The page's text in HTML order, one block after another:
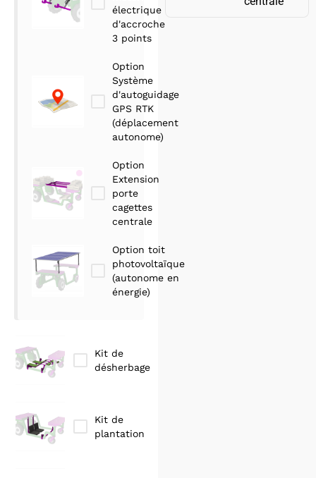
électrique
d'accroche
3 points
Option
Système
d'autoguidage
GPS RTK
(déplacement
autonome)
Option
Extension
porte
cagettes
centrale
Option toit
photovoltaïque
(autonome en
énergie)
Kit de
désherbage
Kit de
plantation